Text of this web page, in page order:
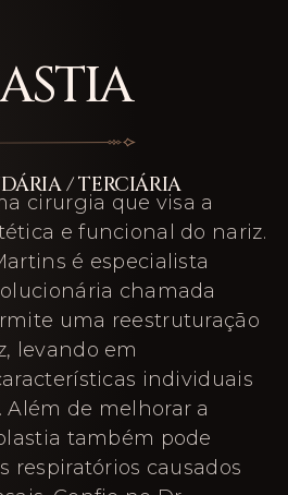
/ TERCIÁRIA
cirurgia que visa a
e funcional do nariz.
é especialista
chamada
uma reestruturação
levando em
individuais
Além de melhorar a
também pode
respiratórios causados